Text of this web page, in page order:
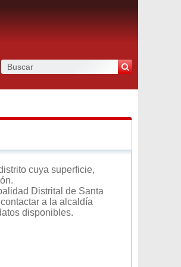
cuya superficie,
Distrital de Santa
a la alcaldía
disponibles.